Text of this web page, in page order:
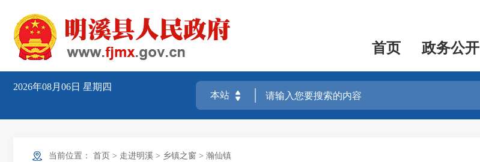
首页 政务公开
2026年08月06日 星期四
当前位置： 首页 > 走进明溪 > 乡镇之窗 > 瀚仙镇